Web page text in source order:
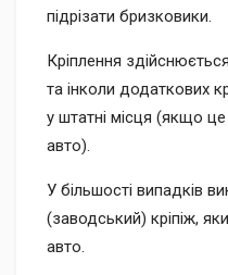
підрізати бризковики.
Кріплення
та інколи додаткових
у штатні місця (якщо
авто).
У більшості випадків
(заводський) кріпіж,
авто.